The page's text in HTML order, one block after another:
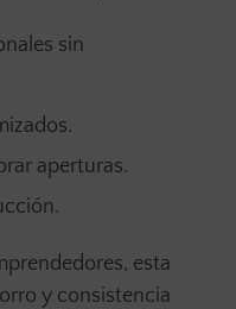
sin
aperturas.
esta
y consistencia